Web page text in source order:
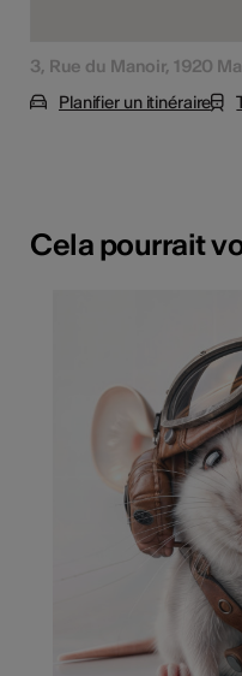
3, Rue du Manoir, 1920
Planifier un itinéraire
Cela pourrait